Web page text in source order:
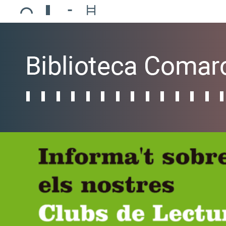
Ajuntament de Mollerussa
Biblioteca Comarcal Jaume Vila
Piscines de Mollerussa